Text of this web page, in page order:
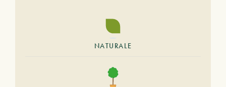
NATURALE